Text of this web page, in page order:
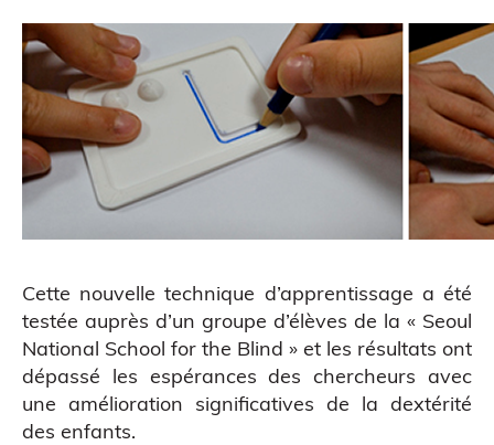
Cette nouvelle technique d’apprentissage a été
testée auprès d’un groupe d’élèves de la « Seoul
National School for the Blind » et les résultats ont
dépassé les espérances des chercheurs avec
une amélioration significatives de la dextérité
des enfants.